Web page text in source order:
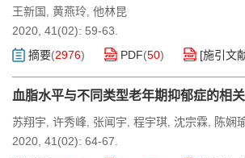
王新国 , 黄燕玲, 他林昆
2020, 41(02): 59-63.
摘要(2976) PDF(50) [施引文
血脂水平与不同类型老年期抑郁症的相
苏翔宇, 许秀峰, 张闻宇, 程宇琪, 沈宗霖, 陈娴
2020, 41(02): 64-67.